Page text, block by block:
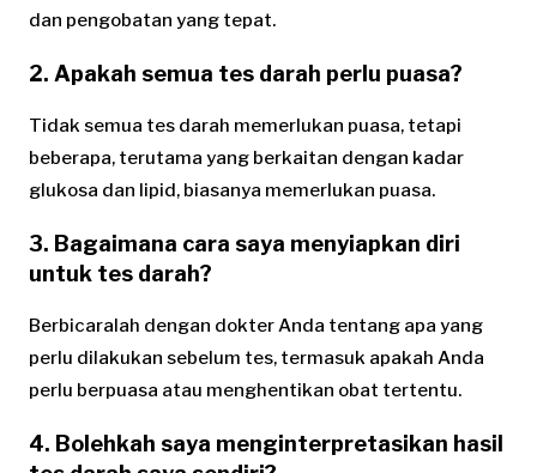
dan pengobatan yang tepat.
2. Apakah semua tes darah perlu puasa?
Tidak semua tes darah memerlukan puasa, tetapi
beberapa, terutama yang berkaitan dengan kadar
glukosa dan lipid, biasanya memerlukan puasa.
3. Bagaimana cara saya menyiapkan diri
untuk tes darah?
Berbicaralah dengan dokter Anda tentang apa yang
perlu dilakukan sebelum tes, termasuk apakah Anda
perlu berpuasa atau menghentikan obat tertentu.
4. Bolehkah saya menginterpretasikan hasil